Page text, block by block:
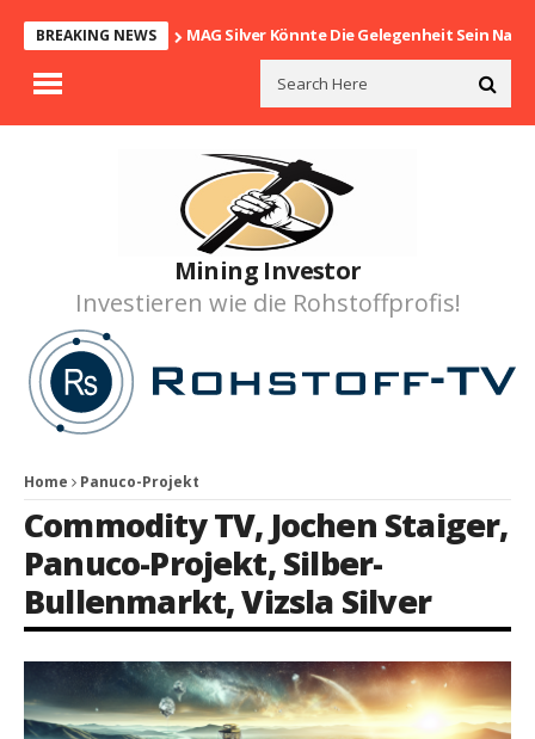
BREAKING NEWS MAG Silver Könnte Die Gelegenheit Sein
Mining Investor
Investieren wie die Rohstoffprofis!
Home Panuco-Projekt
Commodity TV, Jochen Staiger,
Panuco-Projekt,Silber-
Bullenmarkt,Vizsla Silver